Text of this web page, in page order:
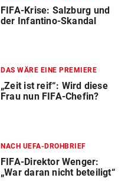
FIFA-Krise: Salzburg und
der Infantino-Skandal
DAS WÄRE EINE PREMIERE
„Zeit ist reif“: Wird diese
Frau nun FIFA-Chefin?
NACH UEFA-DROHBRIEF
FIFA-Direktor Wenger:
„War daran nicht beteiligt“